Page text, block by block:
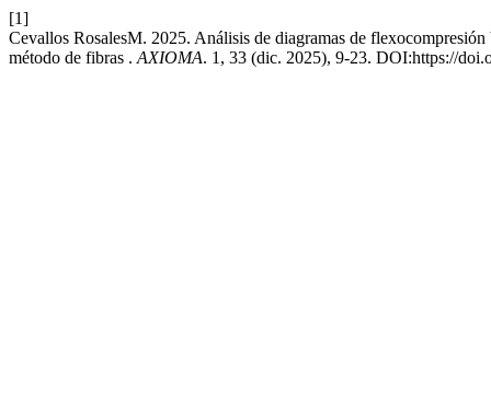
[1]
Cevallos RosalesM. 2025. Análisis de diagramas de
método de fibras . AXIOMA. 1, 33 (dic. 2025), 9-23. DOI:https://